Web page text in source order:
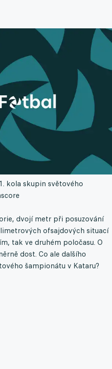
kola skupin světového
dvojí metr při posuzování
ofsajdových situací
tak ve druhém poločasu. O
dost. Co ale dalšího
šampionátu v Kataru?